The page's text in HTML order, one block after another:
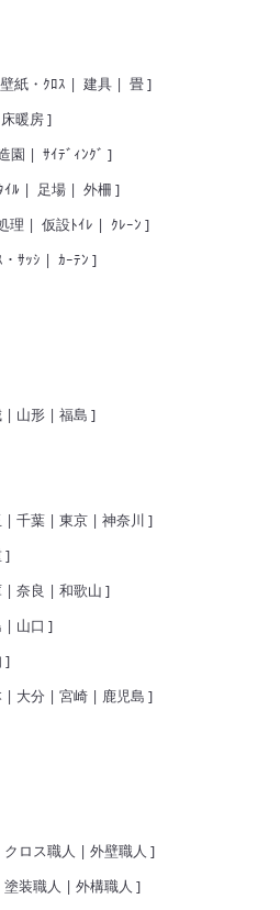
壁紙・ｸﾛｽ | 建具| 畳]
床暖房]
園 | ｻｲﾃﾞｨﾝｸﾞ ]
ｲﾙ | 足場| 外柵 ]
理 | 仮設ﾄｲﾚ | ｸﾚｰﾝ ]
ｻｯｼ | ｶｰﾃﾝ ]
| 山形| 福島 ]
| 千葉| 東京| 神奈川 ]
]
| 奈良 | 和歌山 ]
| 山口 ]
]
| 大分 | 宮崎| 鹿児島 ]
クロス職人 | 外壁職人 ]
塗装職人 | 外構職人 ]